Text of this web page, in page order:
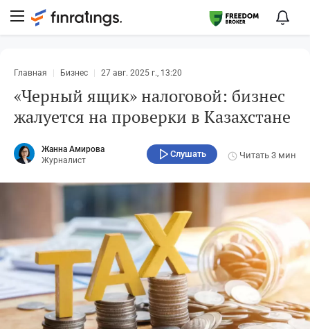
Главная Бизнес 27 авг. 2025 г., 13:20
«Черный ящик» налоговой: бизнес
жалуется на проверки в Kaзахстане
Жанна Амирова
Журналист
Слушать Читать 3 мин